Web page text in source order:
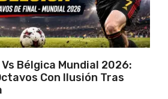
Bélgica Mundial 2026:
Con Ilusión Tras